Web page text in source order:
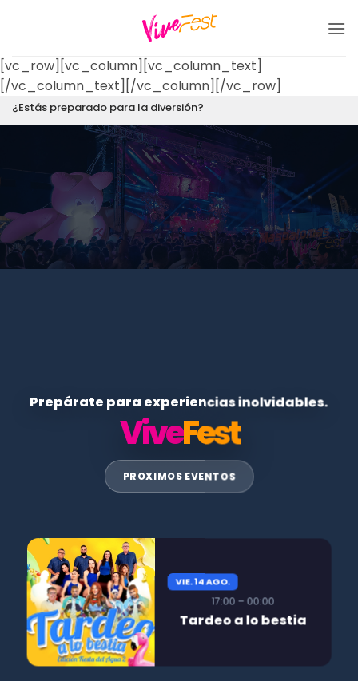
[vc_row][vc_column][vc_column_text]
[/vc_column_text][/vc_column][/vc_row]
¿Estás preparado para la diversión?
Prepárate para experiencias inolvidables.
ViveFest
PROXIMOS EVENTOS
VIE. 14 AGO.
17:00 – 00:00
Tardeo a lo bestia